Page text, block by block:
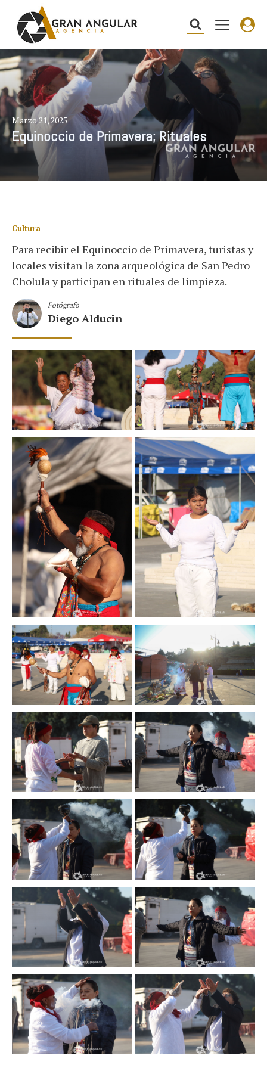
Marzo 21, 2025
Equinoccio de Primavera; Rituales
Cultura
Para recibir el Equinoccio de Primavera, turistas y
locales visitan la zona arqueológica de San Pedro
Cholula y participan en rituales de limpieza.
Fotógrafo
Diego Alducin